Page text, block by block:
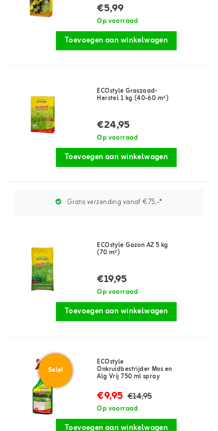
€5,99
Op voorraad
Toevoegen aan winkelwagen
ECOstyle Graszaad-
Herstel 1 kg (40-60 m²)
€24,95
Op voorraad
Toevoegen aan winkelwagen
Gratis verzending vanaf €75,-*
ECOstyle Gazon AZ 5 kg
(70 m²)
€19,95
Op voorraad
Toevoegen aan winkelwagen
Sale!
ECOstyle
Onkruidbestrijder Mos en
Alg Vrij 750 ml spray
€9,95 €14,95
Op voorraad
Toevoegen aan winkelwagen